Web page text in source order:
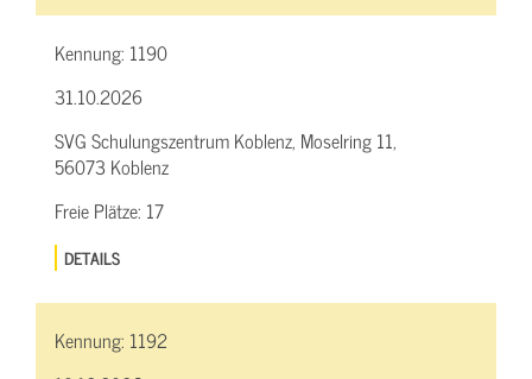
Kennung: 1190
31.10.2026
SVG Schulungszentrum Koblenz, Moselring 11,
56073 Koblenz
Freie Plätze: 17
DETAILS
Kennung: 1192